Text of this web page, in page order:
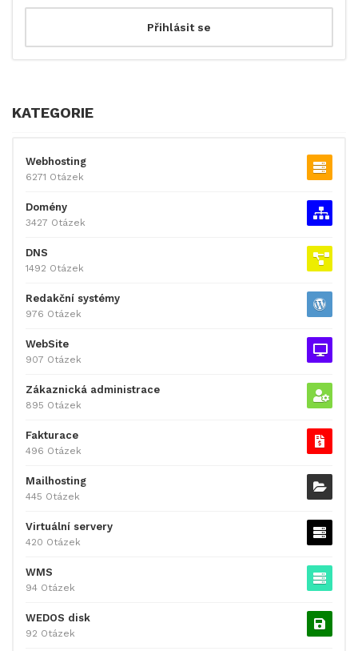
KATEGORIE
Webhosting
6271 Otázek
Domény
3427 Otázek
DNS
1492 Otázek
Redakční systémy
976 Otázek
WebSite
907 Otázek
Zákaznická administrace
895 Otázek
Fakturace
496 Otázek
Mailhosting
445 Otázek
Virtuální servery
420 Otázek
WMS
94 Otázek
WEDOS disk
92 Otázek